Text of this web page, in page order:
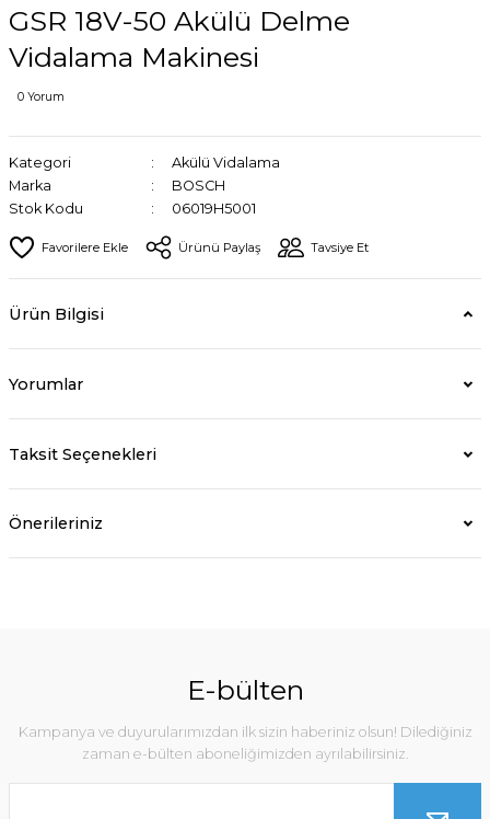
GSR 18V-50 Akülü Delme
Vidalama Makinesi
0 Yorum
Kategori
Akülü Vidalama
Marka
BOSCH
Stok Kodu
06019H5001
Ürünü Paylaş Tavsiye Et
Ürün Bilgisi
Yorumlar
Taksit Seçenekleri
Önerileriniz
E-bülten
Kampanya ve duyurularımızdan ilk sizin haberiniz olsun! Dilediğiniz
zaman e-bülten aboneliğimizden ayrılabilirsiniz.